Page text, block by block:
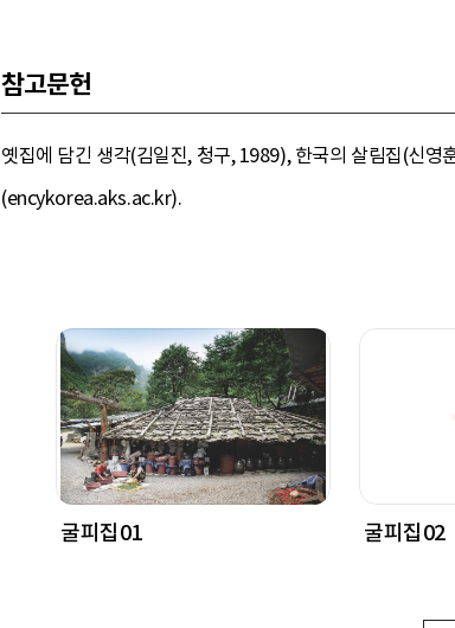
참고문헌
옛집에 담긴 생각(김일진, 청구, 1989), 한국의 살림집(신
(encykorea.aks.ac.kr).
굴피집01 굴피집02